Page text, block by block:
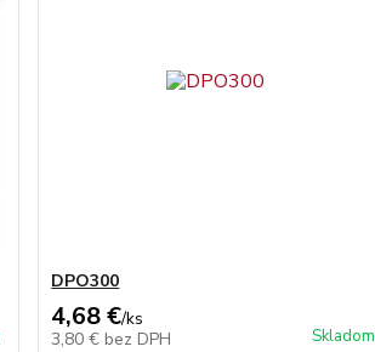
DPO300
4,68 €/ks
3,80 € bez DPH Skladom